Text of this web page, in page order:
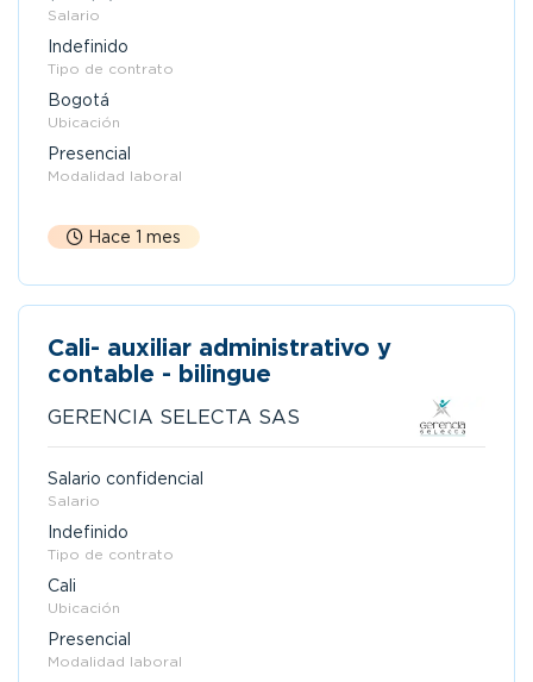
Salario
Indefinido
Tipo de contrato
Bogotá
Ubicación
Presencial
Modalidad laboral
Hace 1 mes
Cali- auxiliar administrativo y
contable - bilingue
GERENCIA SELECTA SAS
Salario confidencial
Salario
Indefinido
Tipo de contrato
Cali
Ubicación
Presencial
Modalidad laboral